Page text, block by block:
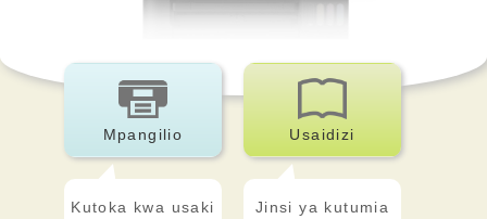
Mpangilio
Kutoka kwa usaki
Usaidizi
Jinsi ya kutumia